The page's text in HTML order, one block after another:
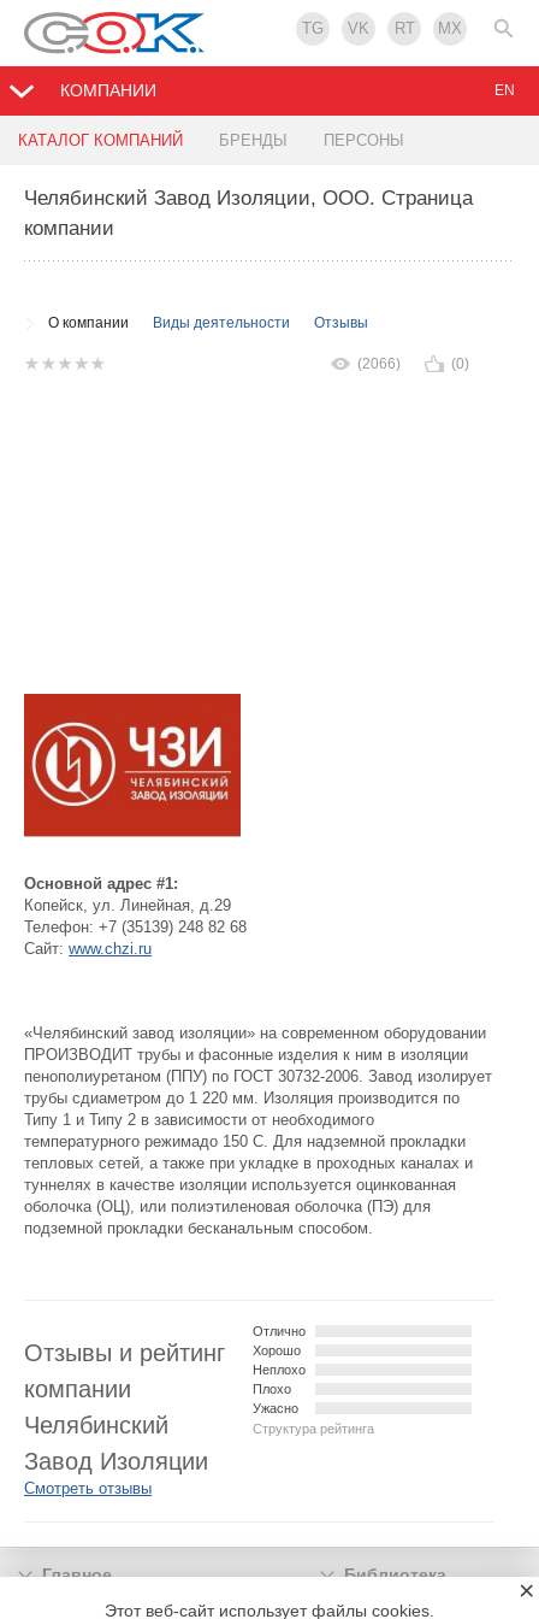
TG VK RT MX
КОМПАНИИ
КАТАЛОГ КОМПАНИЙ БРЕНДЫ ПЕРСОНЫ
EN
Челябинский Завод Изоляции, ООО. Страница
компании
О компании Виды деятельности Отзывы
(2066) (0)
Основной адрес #1:
Копейск, ул. Линейная, д.29
Телефон: +7 (35139) 248 82 68
Сайт: www.chzi.ru
«Челябинский завод изоляции» на современном оборудовании
ПРОИЗВОДИТ трубы и фасонные изделия к ним в изоляции
пенополиуретаном (ППУ) по ГОСТ 30732-2006. Завод изолирует
трубы сдиаметром до 1 220 мм. Изоляция производится по
Типу 1 и Типу 2 в зависимости от необходимого
температурного режимадо 150 С. Для надземной прокладки
тепловых сетей, а также при укладке в проходных каналах и
туннелях в качестве изоляции используется оцинкованная
оболочка (ОЦ), или полиэтиленовая оболочка (ПЭ) для
подземной прокладки бесканальным способом.
Структура рейтинга
Отлично
Хорошо
Неплохо
Плохо
Ужасно
Отзывы и рейтинг
компании
Челябинский
Завод Изоляции
Смотреть отзывы
Главное
Библиотека
Подписка
Реклама
Этот веб-сайт использует файлы cookies.
×